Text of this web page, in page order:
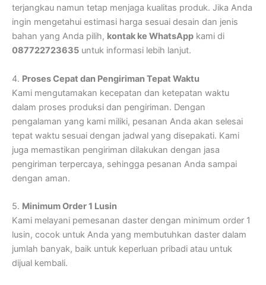
terjangkau namun tetap menjaga kualitas produk. Jika Anda
ingin mengetahui estimasi harga sesuai desain dan jenis
bahan yang Anda pilih, kontak ke WhatsApp kami di
087722723635 untuk informasi lebih lanjut.
4. Proses Cepat dan Pengiriman Tepat Waktu
Kami mengutamakan kecepatan dan ketepatan waktu
dalam proses produksi dan pengiriman. Dengan
pengalaman yang kami miliki, pesanan Anda akan selesai
tepat waktu sesuai dengan jadwal yang disepakati. Kami
juga memastikan pengiriman dilakukan dengan jasa
pengiriman terpercaya, sehingga pesanan Anda sampai
dengan aman.
5. Minimum Order 1 Lusin
Kami melayani pemesanan daster dengan minimum order 1
lusin, cocok untuk Anda yang membutuhkan daster dalam
jumlah banyak, baik untuk keperluan pribadi atau untuk
dijual kembali.